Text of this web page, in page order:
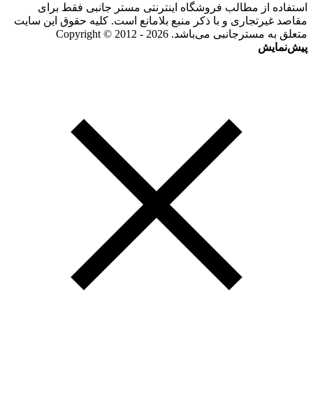
استفاده از مطالب فروشگاه اینترنتی مستر جانبی فقط برای
مقاصد غیرتجاری و با ذکر منبع بلامانع است. کلیه حقوق این سایت
متعلق به مسترجانبی می‌باشد. Copyright © 2012 - 2026
پیش‌نمایش